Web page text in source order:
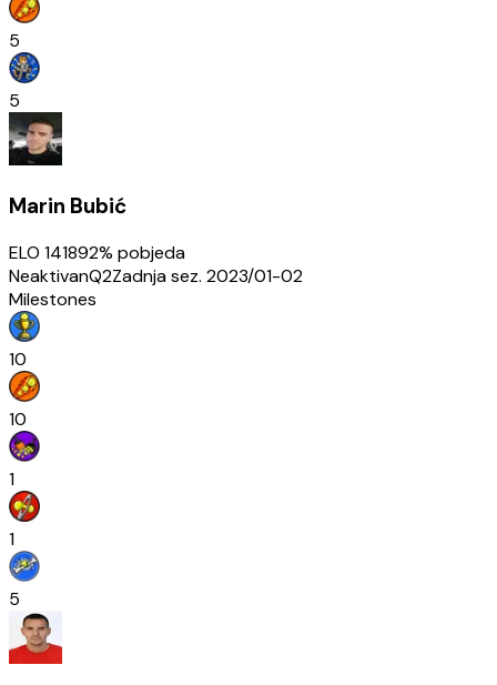
5
5
Marin Bubić
ELO 141892% pobjeda
NeaktivanQ2Zadnja sez. 2023/01-02
Milestones
10
10
1
1
5